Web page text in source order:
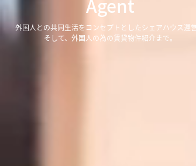
Agent
外国人との共同生活をコンセプトとしたシェアハウス運営
そして、外国人の為の賃貸物件紹介まで。